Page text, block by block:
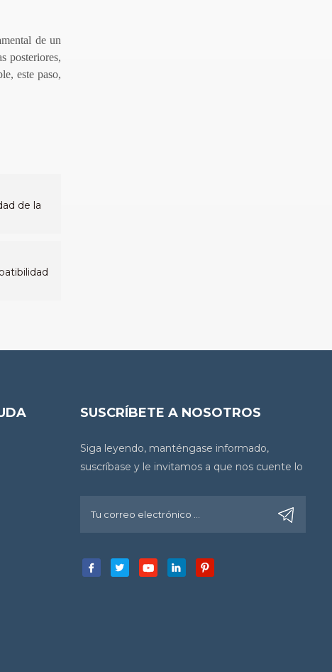
de un
posteriores,
este paso,
de la
SUSCRÍBETE A NOSOTROS
Siga leyendo, manténgase informado,
suscríbase y le invitamos a que nos cuente lo